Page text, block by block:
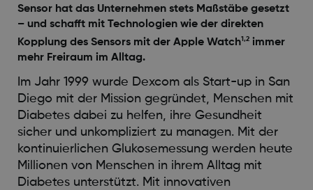
Sensor hat das Unternehmen stets Maßstäbe gesetzt
– und schafft mit Technologien wie der direkten
Kopplung des Sensors mit der Apple Watch1,2immer
mehr Freiraum im Alltag.
Im Jahr 1999 wurde Dexcom als Start-up in San
Diego mit der Mission gegründet, Menschen mit
Diabetes dabei zu helfen, ihre Gesundheit
sicher und unkompliziert zu managen. Mit der
kontinuierlichen Glukosemessung werden heute
Millionen von Menschen in ihrem Alltag mit
Diabetes unterstützt. Mit innovativen